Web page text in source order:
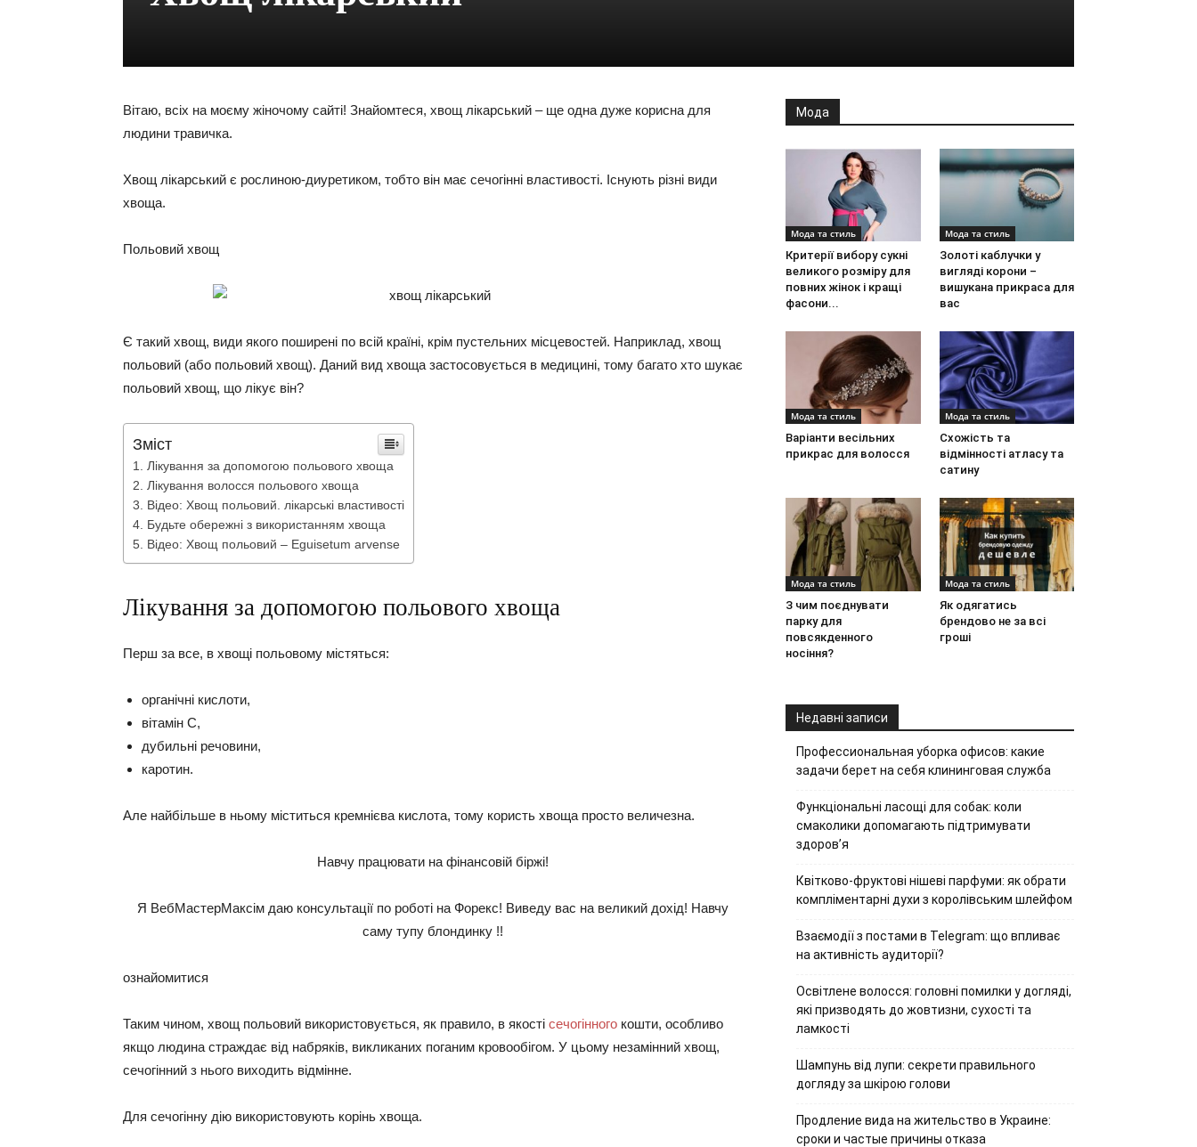
Вітаю, всіх на моєму жіночому сайті! Знайомтеся, хвощ лікарський – ще одна дуже корисна для
людини травичка.
Хвощ лікарський є рослиною-диуретиком, тобто він має сечогінні властивості. Існують різні види
хвоща.
Польовий хвощ
Є такий хвощ, види якого поширені по всій країні, крім пустельних місцевостей. Наприклад, хвощ
польовий (або польовий хвощ). Даний вид хвоща застосовується в медицині, тому багато хто шукає
польовий хвощ, що лікує він?
Зміст
Лікування за допомогою польового хвоща
Лікування волосся польового хвоща
Відео: Хвощ польовий. лікарські властивості
Будьте обережні з використанням хвоща
Відео: Хвощ польовий – Eguisetum arvense
Лікування за допомогою польового хвоща
Перш за все, в хвощі польовому містяться:
органічні кислоти,
вітамін С,
дубильні речовини,
каротин.
Але найбільше в ньому міститься кремнієва кислота, тому користь хвоща просто величезна.
Навчу працювати на фінансовій біржі!
Я ВебМастерМаксім даю консультації по роботі на Форекс! Виведу вас на великий дохід! Навчу
саму тупу блондинку !!
ознайомитися
Таким чином, хвощ польовий використовується, як правило, в якості сечогінного кошти, особливо
якщо людина страждає від набряків, викликаних поганим кровообігом. У цьому незамінний хвощ,
сечогінний з нього виходить відмінне.
Для сечогінну дію використовують корінь хвоща.
Мода
Мода та стиль
Критерії вибору сукні
великого розміру для
повних жінок і кращі
фасони...
Мода та стиль
Золоті каблучки у
вигляді корони –
вишукана прикраса для
вас
Мода та стиль
Варіанти весільних
прикрас для волосся
Мода та стиль
Схожість та
відмінності атласу та
сатину
Мода та стиль
З чим поєднувати
парку для
повсякденного
носіння?
Мода та стиль
Як одягатись
брендово не за всі
гроші
Недавні записи
Профессиональная уборка офисов: какие
задачи берет на себя клининговая служба
Функціональні ласощі для собак: коли
смаколики допомагають підтримувати
здоров’я
Квітково-фруктові нішеві парфуми: як обрати
компліментарні духи з королівським шлейфом
Взаємодії з постами в Telegram: що впливає
на активність аудиторії?
Освітлене волосся: головні помилки у догляді,
які призводять до жовтизни, сухості та
ламкості
Шампунь від лупи: секрети правильного
догляду за шкірою голови
Продление вида на жительство в Украине:
сроки и частые причины отказа